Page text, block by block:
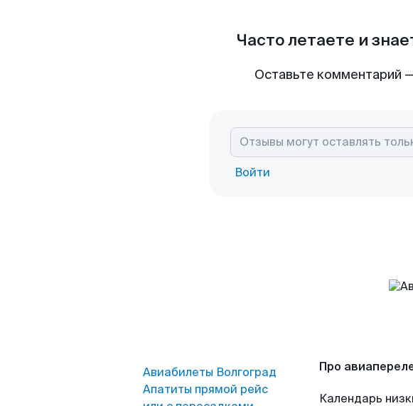
Часто летаете и
Оставьте комментарий
Войти
Авиабилеты Волгоград
Апатиты прямой рейс
Про
Календарь